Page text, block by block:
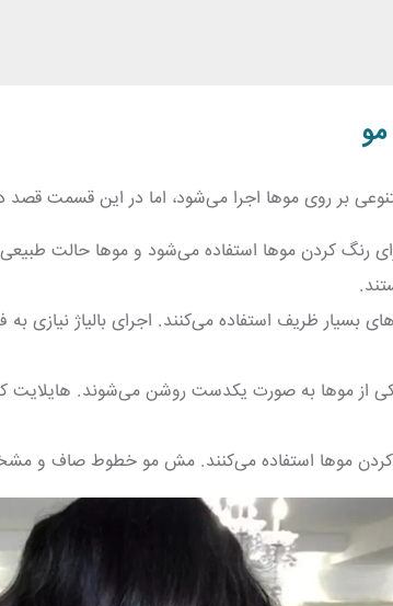
بر روی موها اجرا می‌شود، اما در این قسمت
رنگ کردن موها استفاده می‌شود و موها حالت
بسیار ظریف استفاده می‌کنند. اجرای بالیاژ نیازی
از موها به صورت یکدست روشن می‌شوند. هایلایت